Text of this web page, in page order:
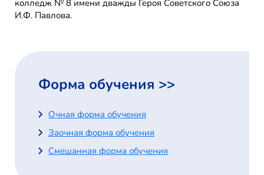
колледж № 8 имени дважды Героя Советского Союза
И.Ф. Павлова.
Форма обучения >>
Очная форма обучения
Заочная форма обучения
Смешанная форма обучения